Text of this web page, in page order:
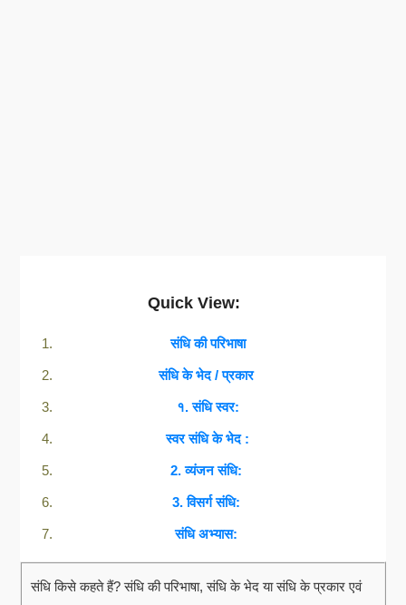
Quick View:
संधि की परिभाषा
संधि के भेद / प्रकार
१. संधि स्वर:
स्वर संधि के भेद :
2. व्यंजन संधि:
3. विसर्ग संधि:
संधि अभ्यास:
संधि किसे कहते हैं? संधि की परिभाषा, संधि के भेद या संधि के प्रकार एवं